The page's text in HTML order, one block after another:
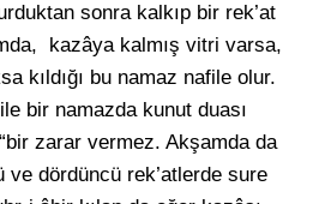
sonra kalkıp bir rek’at
kazâya kalmış vitri varsa,
kıldığı bu namaz nafile olur.
bir namazda kunut duası
zarar vermez. Akşamda da
ve dördüncü rek’atlerde sure